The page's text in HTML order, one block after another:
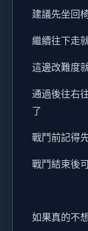
建議先坐回
繼續往下走
這邊改難度
通過後往右
了
戰鬥前記得
戰鬥結束後
如果真的不